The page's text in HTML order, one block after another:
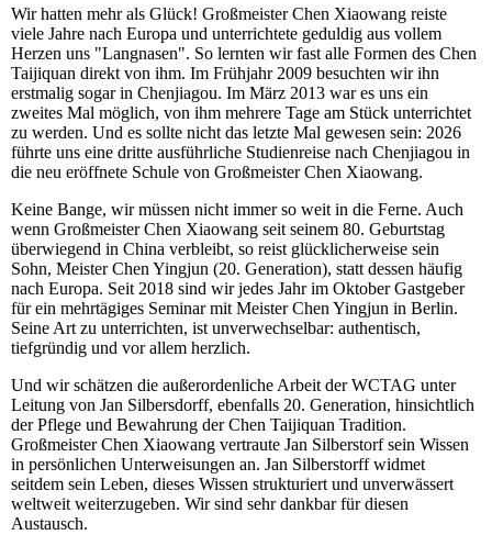
Wir hatten mehr als Glück! Großmeister Chen Xiaowang reiste
viele Jahre nach Europa und unterrichtete geduldig aus vollem
Herzen uns "Langnasen". So lernten wir fast alle Formen des Chen
Taijiquan direkt von ihm. Im Frühjahr 2009 besuchten wir ihn
erstmalig sogar in Chenjiagou. Im März 2013 war es uns ein
zweites Mal möglich, von ihm mehrere Tage am Stück unterrichtet
zu werden. Und es sollte nicht das letzte Mal gewesen sein: 2026
führte uns eine dritte ausführliche Studienreise nach Chenjiagou in
die neu eröffnete Schule von Großmeister Chen Xiaowang.
Keine Bange, wir müssen nicht immer so weit in die Ferne. Auch
wenn Großmeister Chen Xiaowang seit seinem 80. Geburtstag
überwiegend in China verbleibt, so reist glücklicherweise sein
Sohn, Meister Chen Yingjun (20. Generation), statt dessen häufig
nach Europa. Seit 2018 sind wir jedes Jahr im Oktober Gastgeber
für ein mehrtägiges Seminar mit Meister Chen Yingjun in Berlin.
Seine Art zu unterrichten, ist unverwechselbar: authentisch,
tiefgründig und vor allem herzlich.
Und wir schätzen die außerordenliche Arbeit der WCTAG unter
Leitung von Jan Silbersdorff, ebenfalls 20. Generation, hinsichtlich
der Pflege und Bewahrung der Chen Taijiquan Tradition.
Großmeister Chen Xiaowang vertraute Jan Silberstorf sein Wissen
in persönlichen Unterweisungen an. Jan Silberstorff widmet
seitdem sein Leben, dieses Wissen strukturiert und unverwässert
weltweit weiterzugeben. Wir sind sehr dankbar für diesen
Austausch.